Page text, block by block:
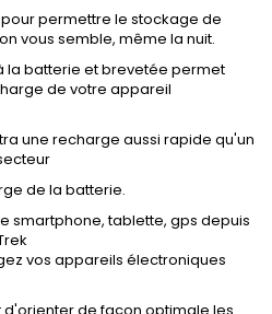
permettre le stockage de
vous semble, même la nuit.
la batterie et brevetée permet
de votre appareil
une recharge aussi rapide qu'un
de la batterie.
smartphone, tablette, gps depuis
vos appareils électroniques